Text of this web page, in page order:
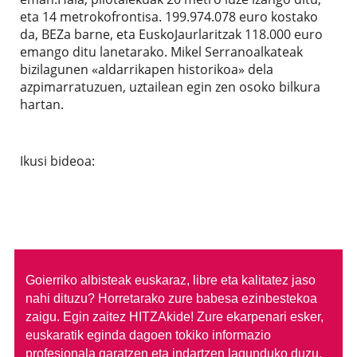
eta 14 metrokofrontisa. 199.974.078 euro kostako
da, BEZa barne, eta EuskoJaurlaritzak 118.000 euro
emango ditu lanetarako. Mikel Serranoalkateak
bizilagunen «aldarrikapen historikoa» dela
azpimarratuzuen, uztailean egin zen osoko bilkura
hartan.
Ikusi bideoa:
Goierriko albisteak euskaraz, libre eta kalitatez jaso
nahi dituzu? Horretarako zure babesa ezinbestekoa
zaigu. Egin zaitez HITZAkide! Zure ekarpenari esker,
euskaratik eginda dagoen tokiko informazio
profesionala garatzen eta indartzen lagunduko duzu.